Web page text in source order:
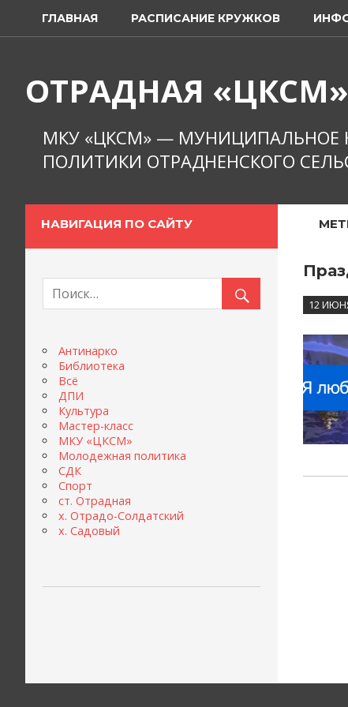
содержимому
ГЛАВНАЯ РАСПИСАНИЕ КРУЖКОВ
ОТРАДНАЯ «ЦКСМ»
МКУ «ЦКСМ» — МУНИЦИПАЛЬНОЕ
ПОЛИТИКИ ОТРАДНЕНСКОГО
12
НАВИГАЦИЯ ПО САЙТУ
Антинарко
Библиотека
Всё
ДПИ
Культура
Мастер-класс
МКУ «ЦКСМ»
Молодежная политика
СДК
Спорт
ст. Отрадная
х. Отрадо-Солдатский
х. Садовый